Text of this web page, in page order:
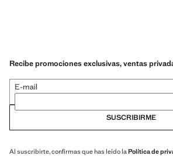
Recibe promociones exclusivas, ventas
E-mail
SUSCRIBIRME
Al suscribirte, confirmas que has leído la Política de